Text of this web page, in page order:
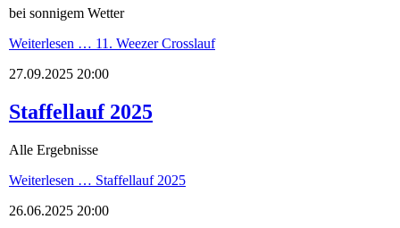
bei sonnigem Wetter
Weiterlesen … 11. Weezer Crosslauf
27.09.2025 20:00
Staffellauf 2025
Alle Ergebnisse
Weiterlesen … Staffellauf 2025
26.06.2025 20:00